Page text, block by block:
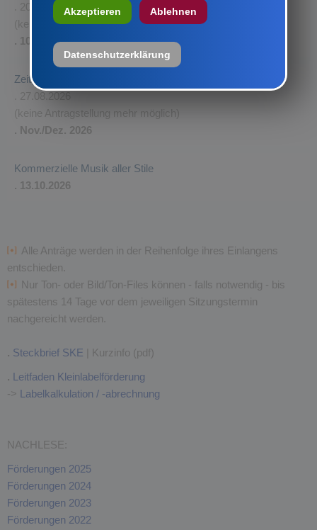
. 20.08.2026
(keine Antragstellung mehr möglich)
. 10.09.2026
Zeitgenössische Musik / Klangkunst
. 27.08.2026
(keine Antragstellung mehr möglich)
. Nov./Dez. 2026
Kommerzielle Musik aller Stile
. 13.10.2026
Alle Anträge werden in der Reihenfolge ihres Einlangens
entschieden.
Nur Ton- oder Bild/Ton-Files können - falls notwendig - bis
spätestens 14 Tage vor dem jeweiligen Sitzungstermin
nachgereicht werden.
. Steckbrief SKE | Kurzinfo (pdf)
. Leitfaden Kleinlabelförderung
-> Labelkalkulation / -abrechnung
NACHLESE:
Förderungen 2025
Förderungen 2024
Förderungen 2023
Förderungen 2022
Akzeptieren Ablehnen
Datenschutzerklärung